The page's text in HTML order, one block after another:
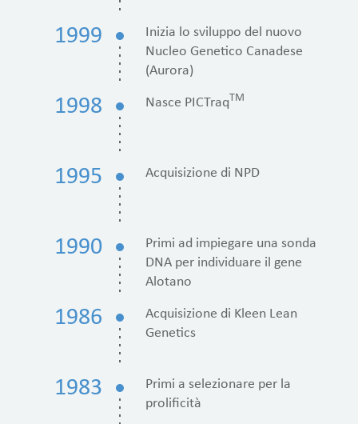
1999
Inizia lo sviluppo del nuovo
Nucleo Genetico Canadese
(Aurora)
1998 Nasce PICTraqTM
1995 Acquisizione di NPD
1990
Primi ad impiegare una sonda
DNA per individuare il gene
Alotano
1986
Acquisizione di Kleen Lean
Genetics
1983
Primi a selezionare per la
prolificità